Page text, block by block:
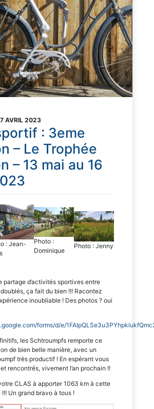
AVRIL 2023
: 3eme
– Le Trophée
– 13 mai au 16
: Jean-
Photo :
Dominique
Photo : Jenny
partage d’activités sportives entre
ça fait du bien !!! Racontez
inoubliable ! Des photos ? oui
forms/d/e/
les Schtroumpfs remporte ce
de bien belle manière, avec un
très productif ! En espérant vous
rencontrés, vivement l’an prochain !!
CLAS à apporter 1063 km à cette
Un grand bravo à tous !